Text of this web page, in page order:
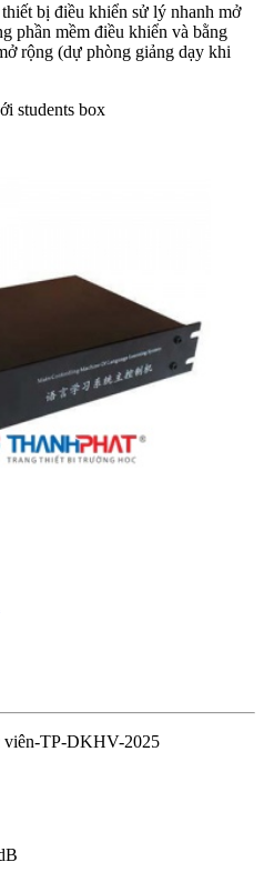
bị điều khiển sử lý nhanh mở
phần mềm điều khiển và bằng
rộng (dự phòng giảng dạy khi
students box
viên-TP-DKHV-2025